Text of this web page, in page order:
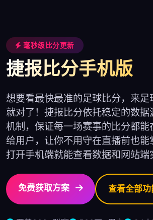
毫秒级比分更新
捷报比分手机版
想要看最快最准的足球比分，来足
就对了！捷报比分依托稳定的数
机制，保证每一场赛事的比分都
给用户，让你不用守在直播前也能
打开手机端就能查看数据和网站端
免费获取方案 查看全部功